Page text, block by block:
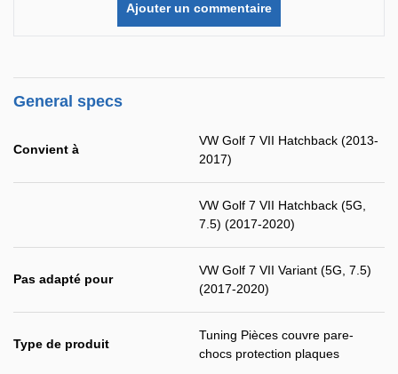
Ajouter un commentaire
General specs
Convient à
VW Golf 7 VII Hatchback (2013-
2017)
VW Golf 7 VII Hatchback (5G,
7.5) (2017-2020)
Pas adapté pour
VW Golf 7 VII Variant (5G, 7.5)
(2017-2020)
Type de produit
Tuning Pièces couvre pare-
chocs protection plaques